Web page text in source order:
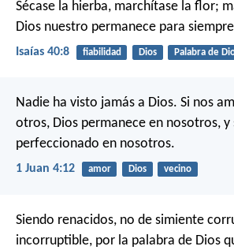
Sécase la hierba, marchítase la flor;
Dios nuestro permanece para
Isaías 40:8 fiabilidad Dios Palabra de
Nadie ha visto jamás a Dios. Si nos
otros, Dios permanece en nosotros, y
perfeccionado en nosotros.
1 Juan 4:12 amor Dios vecino
Siendo renacidos, no de simiente
incorruptible, por la palabra de Dios